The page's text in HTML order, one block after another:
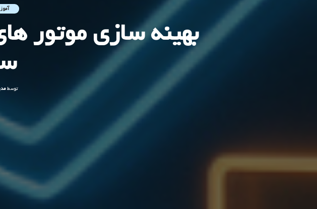
بهینه سازی موتور
ارسال
توسط